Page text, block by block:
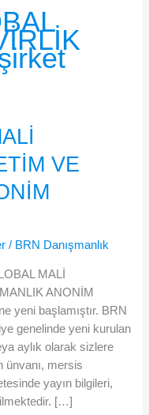
VE
/ BRN Danışmanlık
MALİ
ANONİM
yeni başlamıştır. BRN
genelinde yeni kurulan
aylık olarak sizlere
ünvanı, mersis
yayın bilgileri,
[…]